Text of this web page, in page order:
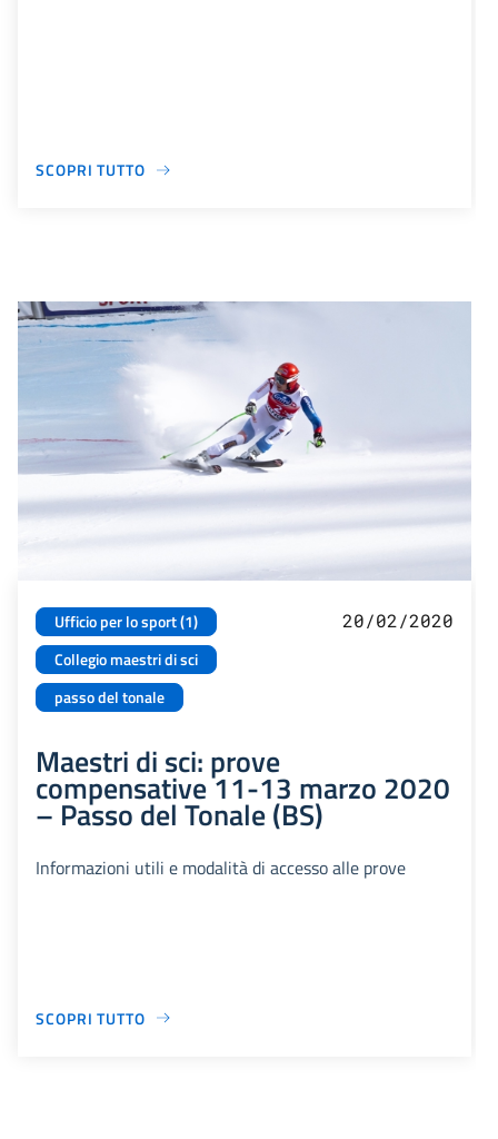
SCOPRI TUTTO
Ufficio per lo sport (1)
Collegio maestri di sci
passo del tonale
20/02/2020
Maestri di sci: prove
compensative 11-13 marzo 2020
– Passo del Tonale (BS)
Informazioni utili e modalità di accesso alle prove
SCOPRI TUTTO